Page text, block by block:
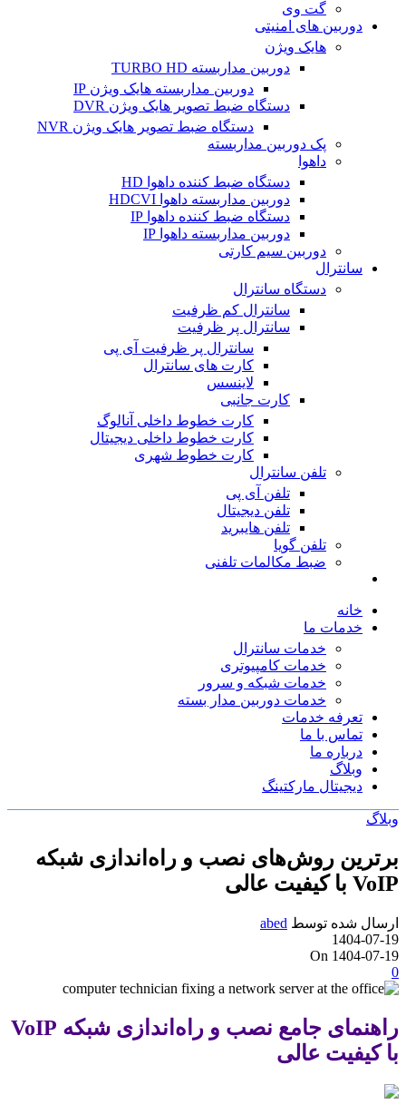
گت وی
دوربین های امنیتی
هایک ویژن
دوربین مداربسته TURBO HD
دوربین مداربسته هایک ویژن IP
دستگاه ضبط تصویر هایک ویژن DVR
دستگاه ضبط تصویر هایک ویژن NVR
پک دوربین مداربسته
داهوا
دستگاه ضبط کننده داهوا HD
دوربین مداربسته داهوا HDCVI
دستگاه ضبط کننده داهوا IP
دوربین مداربسته داهوا IP
دوربین سیم کارتی
سانترال
دستگاه سانترال
سانترال کم ظرفیت
سانترال پر ظرفیت
سانترال پر ظرفیت آی پی
کارت های سانترال
لاینسس
کارت جانبی
کارت خطوط داخلی آنالوگ
کارت خطوط داخلی دیجیتال
کارت خطوط شهری
تلفن سانترال
تلفن آی پی
تلفن دیجیتال
تلفن هایبرید
تلفن گویا
ضبط مکالمات تلفنی
خانه
خدمات ما
خدمات سانترال
خدمات کامپیوتری
خدمات شبکه و سرور
خدمات دوربین مدار بسته
تعرفه خدمات
تماس با ما
درباره ما
وبلاگ
دیجیتال مارکتینگ
وبلاگ
برترین روش‌های نصب و راه‌اندازی شبکه
VoIP با کیفیت عالی
ارسال شده توسط abed
1404-07-19
On 1404-07-19
0
راهنمای جامع نصب و راه‌اندازی شبکه VoIP
با کیفیت عالی